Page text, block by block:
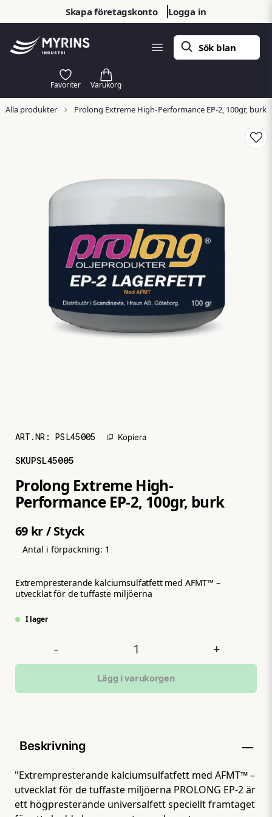
Skapa företagskonto Logga in
Alla produkter Prolong Extreme High-Performance EP-2, 100gr, burk
ART.NR:PSL45005 Kopiera
SKUPSL45005
Prolong Extreme High-
Performance EP-2, 100gr, burk
69 kr/ Styck
Antal i förpackning: 1
Extrempresterande kalciumsulfatfett med AFMT™ –
utvecklat för de tuffaste miljöerna
I lager
- +
Lägg i varukorgen
Beskrivning
"Extrempresterande kalciumsulfatfett med AFMT™ –
utvecklat för de tuffaste miljöerna PROLONG EP-2 är
ett högpresterande universalfett speciellt framtaget